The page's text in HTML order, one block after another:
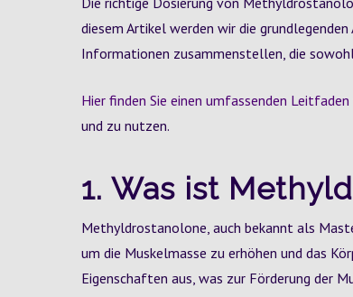
diesem Artikel werden wir die
Informationen zusammenstellen, die
Hier finden Sie einen umfassenden
und zu nutzen.
1. Was ist
Methyldrostanolone, auch bekannt als
um die Muskelmasse zu erhöhen und das
Eigenschaften aus, was zur Förderung der